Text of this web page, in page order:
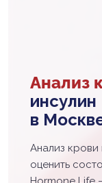
Анализ
инсулин
в
Анализ крови
оценить